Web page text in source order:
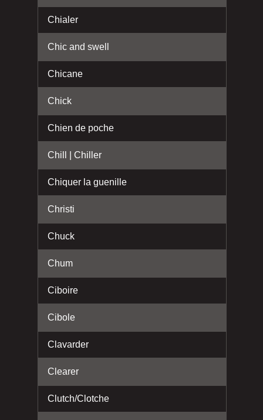
Chialer
Chic and swell
Chicane
Chick
Chien de poche
Chill | Chiller
Chiquer la guenille
Christi
Chuck
Chum
Ciboire
Cibole
Clavarder
Clearer
Clutch/Clotche